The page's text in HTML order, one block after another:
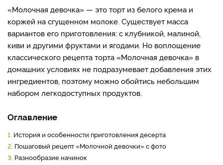
«Молочная девочка» — это торт из белого крема и
коржей на сгущенном молоке. Существует масса
вариантов его приготовления: с клубникой, малиной,
киви и другими фруктами и ягодами. Но воплощение
классического рецепта торта «Молочная девочка» в
домашних условиях не подразумевает добавления этих
ингредиентов, поэтому можно обойтись небольшим
набором легкодоступных продуктов.
Оглавление
1. История и особенности приготовления десерта
2. Пошаговый рецепт «Молочной девочки» с фото
3. Разнообразие начинок